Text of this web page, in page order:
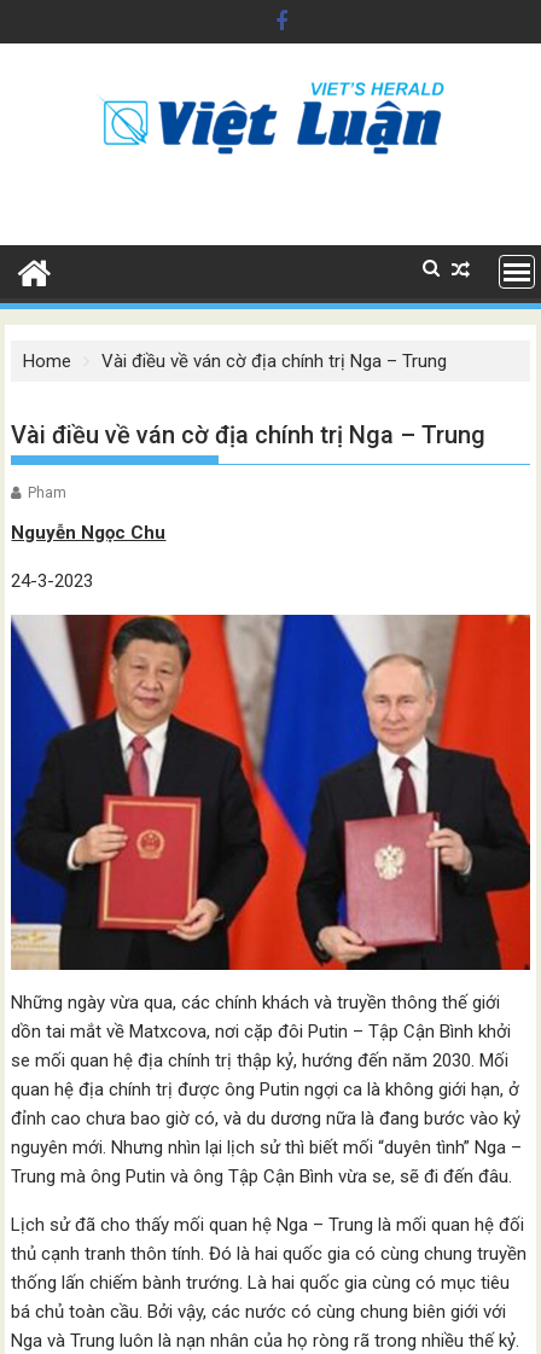
to
Home Vài điều về ván cờ địa chính trị Nga – Trung
Vài điều về ván cờ địa chính trị Nga – Trung
Pham
Nguyễn Ngọc Chu
24-3-2023
Những ngày vừa qua, các chính khách và truyền thông thế giới
dồn tai mắt về Matxcova, nơi cặp đôi Putin – Tập Cận Bình khởi
se mối quan hệ địa chính trị thập kỷ, hướng đến năm 2030. Mối
quan hệ địa chính trị được ông Putin ngợi ca là không giới hạn, ở
đỉnh cao chưa bao giờ có, và du dương nữa là đang bước vào kỷ
nguyên mới. Nhưng nhìn lại lịch sử thì biết mối “duyên tình” Nga –
Trung mà ông Putin và ông Tập Cận Bình vừa se, sẽ đi đến đâu.
Lịch sử đã cho thấy mối quan hệ Nga – Trung là mối quan hệ đối
thủ cạnh tranh thôn tính. Đó là hai quốc gia có cùng chung truyền
thống lấn chiếm bành trướng. Là hai quốc gia cùng có mục tiêu
bá chủ toàn cầu. Bởi vậy, các nước có cùng chung biên giới với
Nga và Trung luôn là nạn nhân của họ ròng rã trong nhiều thế kỷ.